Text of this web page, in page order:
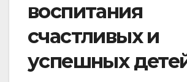
воспитания
счастливых и
успешных